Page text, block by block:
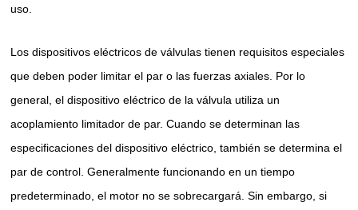
uso.
Los dispositivos eléctricos de válvulas tienen requisitos especiales
que deben poder limitar el par o las fuerzas axiales. Por lo
general, el dispositivo eléctrico de la válvula utiliza un
acoplamiento limitador de par. Cuando se determinan las
especificaciones del dispositivo eléctrico, también se determina el
par de control. Generalmente funcionando en un tiempo
predeterminado, el motor no se sobrecargará. Sin embargo, si